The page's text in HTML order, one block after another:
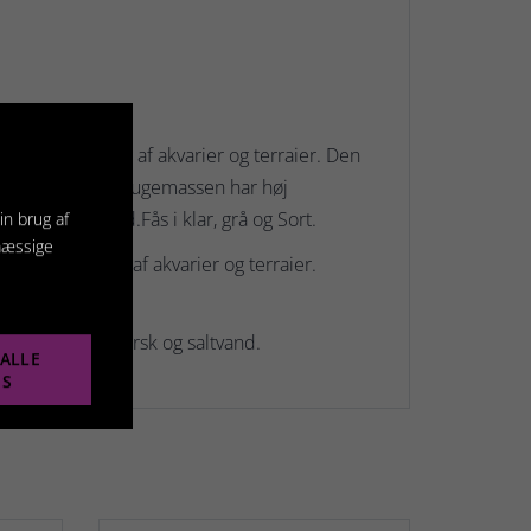
til samling af akvarier og terraier. Den
styrke. Fugemassen har høj
og havvand.Fås i klar, grå og Sort.
til samling af akvarier og terraier.
samt både fersk og saltvand.
brug af